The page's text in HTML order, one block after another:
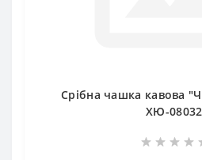
Срібна чашка кавова
ХЮ-